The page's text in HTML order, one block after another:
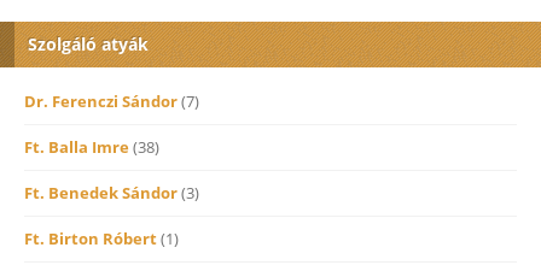
Szolgáló atyák
Dr. Ferenczi Sándor(7)
Ft. Balla Imre(38)
Ft. Benedek Sándor(3)
Ft. Birton Róbert(1)